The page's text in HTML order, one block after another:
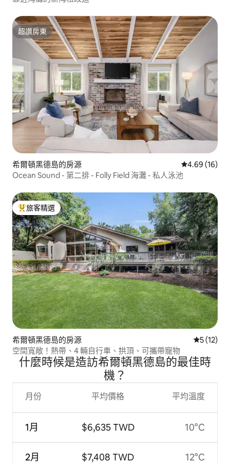
超讚房東
超讚房東
希爾頓黑德島的房源 從 16 則評價
4.69 (16)
Ocean Sound - 第二排 - Folly Field 海灘 - 私人泳池
旅客精選榜首
旅客精選
希爾頓黑德島的房源 從 12 則
5 (12)
空間寬敞！熱帶、4 輛自行車、拱頂、可攜帶寵物
什麼時候是造訪希爾頓黑德島的最佳時
機？
月份
1月
2月
平均價格
$6,635 TWD
$7,408 TWD
平均溫度
10°C
12°C